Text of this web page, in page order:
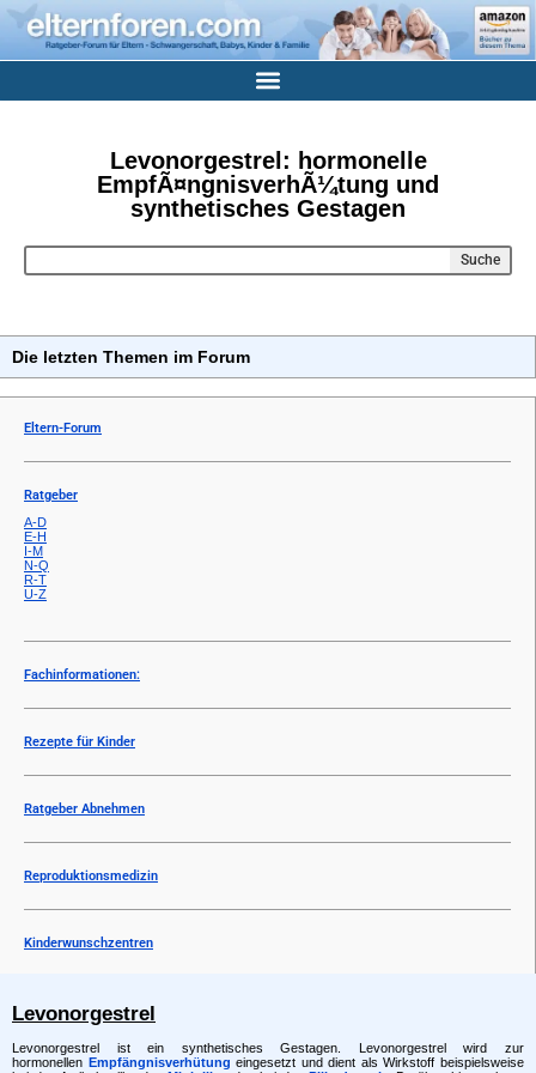
Levonorgestrel: hormonelle
EmpfÃ¤ngnisverhÃ¼tung und
synthetisches Gestagen
Suche
Die letzten Themen im Forum
Eltern-Forum
Ratgeber
A-D
E-H
I-M
N-Q
R-T
U-Z
Fachinformationen:
Rezepte für Kinder
Ratgeber Abnehmen
Reproduktionsmedizin
Kinderwunschzentren
Levonorgestrel
Levonorgestrel ist ein synthetisches Gestagen. Levonorgestrel wird zur
hormonellen Empfängnisverhütung eingesetzt und dient als Wirkstoff beispielsweise